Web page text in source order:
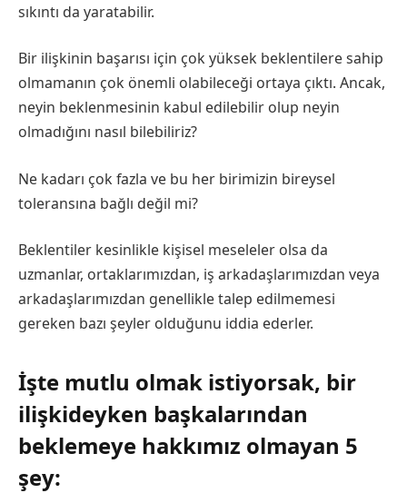
sıkıntı da yaratabilir.
Bir ilişkinin başarısı için çok yüksek beklentilere sahip
olmamanın çok önemli olabileceği ortaya çıktı. Ancak,
neyin beklenmesinin kabul edilebilir olup neyin
olmadığını nasıl bilebiliriz?
Ne kadarı çok fazla ve bu her birimizin bireysel
toleransına bağlı değil mi?
Beklentiler kesinlikle kişisel meseleler olsa da
uzmanlar, ortaklarımızdan, iş arkadaşlarımızdan veya
arkadaşlarımızdan genellikle talep edilmemesi
gereken bazı şeyler olduğunu iddia ederler.
İşte mutlu olmak istiyorsak, bir
ilişkideyken başkalarından
beklemeye hakkımız olmayan 5
şey: